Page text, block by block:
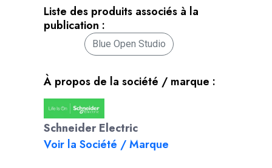
Liste des produits associés à la
publication :
Blue Open Studio
À propos de la société / marque :
Schneider Electric
Voir la Société / Marque